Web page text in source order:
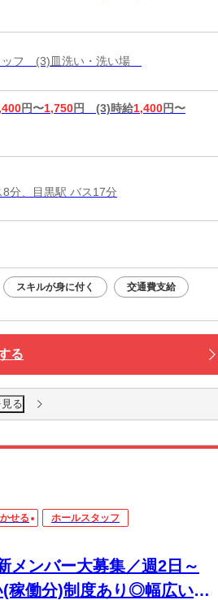
ッフ (3)皿洗い・洗い場
円〜1,750円 (3)時給1,400円〜
分、目黒駅 バス17分
スキルが身に付く 交通費支給
る
る
せる ホールスタッフ
メンバー大募集／週2日～
働分)制度あり◎幅広い年